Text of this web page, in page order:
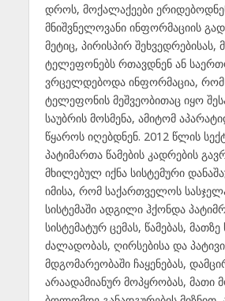
დროს, მოქალაქეები
მნიშვნელოვანი ინფორმაციის
მეტიც, პირისპირ
ტელეფონებს რთავდნენ ან
ვრცელდებოდა ინფორმაცია,
ტელეფონის მეშვეობითაც იყო
საუბრის მოსმენა, ამიტომ
წყაროს იღებდნენ. 2012 წლის
პატიმართა წამების კადრების
მხილებულ იქნა სისტემური
იმისა, რომ საქართველოს
სისტემაში ადგილი ჰქონდა
სისტემატურ ცემას, წამებას,
ძალადობას, ღირსებისა და
მდგომარეობაში ჩაყენებას,
არაადამიანურ მოპყრობას,